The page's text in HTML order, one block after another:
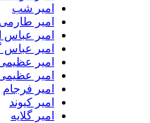
امیر شب
امیر طارمی
امیر عباس
امیر عباس گلاب
امیر عظیمی
امیر عظیمی و
امیر فرجام
امیر کیوند
امیر گلایه